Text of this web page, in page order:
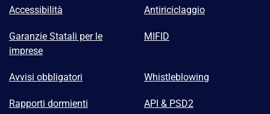
Accessibilità Antiriciclaggio
Garanzie Statali per le
imprese
MIFID
Avvisi obbligatori Whistleblowing
Rapporti dormienti API & PSD2